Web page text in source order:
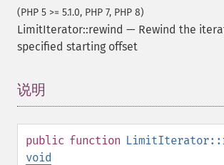
(PHP 5 >= 5.1.0, PHP 7, PHP 8)
LimitIterator::rewind — Rewind the
specified starting offset
说明
public function
void